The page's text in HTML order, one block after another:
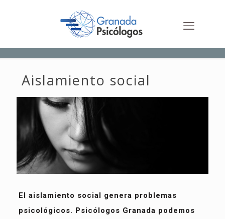
Aislamiento social
El aislamiento social genera problemas
psicológicos. Psicólogos Granada podemos